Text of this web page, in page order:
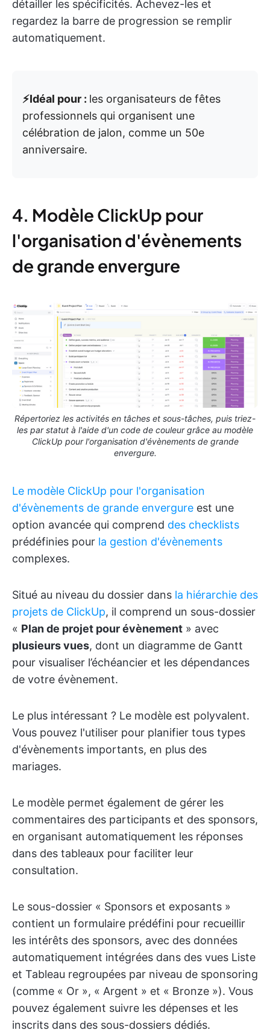
détailler les spécificités. Achevez-les et
regardez la barre de progression se remplir
automatiquement.
⚡️Idéal pour : les organisateurs de fêtes
professionnels qui organisent une
célébration de jalon, comme un 50e
anniversaire.
4. Modèle ClickUp pour
l'organisation d'évènements
de grande envergure
Répertoriez les activités en tâches et sous-tâches, puis triez-
les par statut à l'aide d'un code de couleur grâce au modèle
ClickUp pour l'organisation d'évènements de grande
envergure.
Le modèle ClickUp pour l'organisation
d'évènements de grande envergure est une
option avancée qui comprend des checklists
prédéfinies pour la gestion d'évènements
complexes.
Situé au niveau du dossier dans la hiérarchie des
projets de ClickUp, il comprend un sous-dossier
« Plan de projet pour évènement » avec
plusieurs vues, dont un diagramme de Gantt
pour visualiser l’échéancier et les dépendances
de votre évènement.
Le plus intéressant ? Le modèle est polyvalent.
Vous pouvez l'utiliser pour planifier tous types
d'évènements importants, en plus des
mariages.
Le modèle permet également de gérer les
commentaires des participants et des sponsors,
en organisant automatiquement les réponses
dans des tableaux pour faciliter leur
consultation.
Le sous-dossier « Sponsors et exposants »
contient un formulaire prédéfini pour recueillir
les intérêts des sponsors, avec des données
automatiquement intégrées dans des vues Liste
et Tableau regroupées par niveau de sponsoring
(comme « Or », « Argent » et « Bronze »). Vous
pouvez également suivre les dépenses et les
inscrits dans des sous-dossiers dédiés.